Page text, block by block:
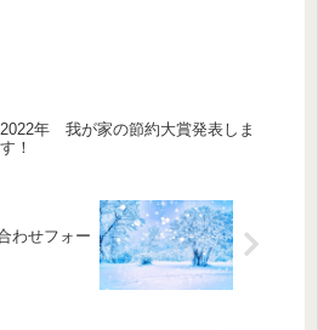
2022年 我が家の節約大賞発表しま
す！
わせフォー